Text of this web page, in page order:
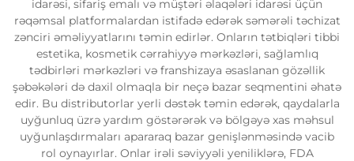
idarəsi, sifariş emalı və müştəri əlaqələri idarəsi üçün
rəqəmsal platformalardan istifadə edərək səmərəli təchizat
zənciri əməliyyatlarını təmin edirlər. Onların tətbiqləri tibbi
estetika, kosmetik cərrahiyyə mərkəzləri, sağlamlıq
tədbirləri mərkəzləri və franshizaya əsaslanan gözəllik
şəbəkələri də daxil olmaqla bir neçə bazar seqmentini əhatə
edir. Bu distributorlar yerli dəstək təmin edərək, qaydalarla
uyğunluq üzrə yardım göstərərək və bölgəyə xas məhsul
uyğunlaşdırmaları apararaq bazar genişlənməsində vacib
rol oynayırlar. Onlar irəli səviyyəli yeniliklərə, FDA